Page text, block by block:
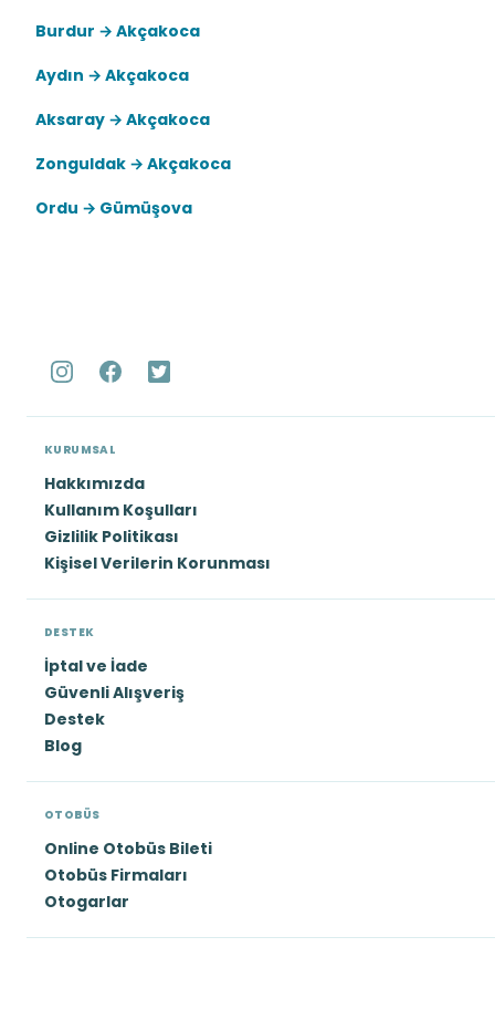
Burdur → Akçakoca
Aydın → Akçakoca
Aksaray → Akçakoca
Zonguldak → Akçakoca
Ordu → Gümüşova
KURUMSAL
Hakkımızda
Kullanım Koşulları
Gizlilik Politikası
Kişisel Verilerin Korunması
DESTEK
İptal ve İade
Güvenli Alışveriş
Destek
Blog
OTOBÜS
Online Otobüs Bileti
Otobüs Firmaları
Otogarlar